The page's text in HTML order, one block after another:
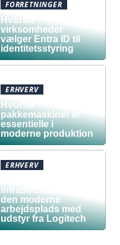
FORRETNINGER
Hvorfor
virksomheder
vælger Entra ID til
identitetsstyring
ERHVERV
Hvorfor
pakkemaskiner er
essentielle i
moderne produktion
ERHVERV
infrastruktur bag
den moderne
arbejdsplads med
udstyr fra Logitech